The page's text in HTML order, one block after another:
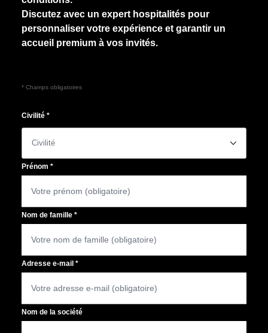
Discutez avec un expert hospitalités pour
personnaliser votre expérience et garantir un
accueil premium à vos invités.
* Champs obligatoires
Civilité *
􀆈
Prénom *
Nom de famille *
Adresse e-mail *
Nom de la société